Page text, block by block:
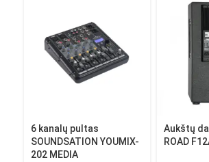
6 kanalų pultas
SOUNDSATION YOUMIX-
202 MEDIA
Aukštų
ROAD